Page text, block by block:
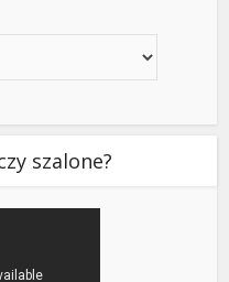
szalone?